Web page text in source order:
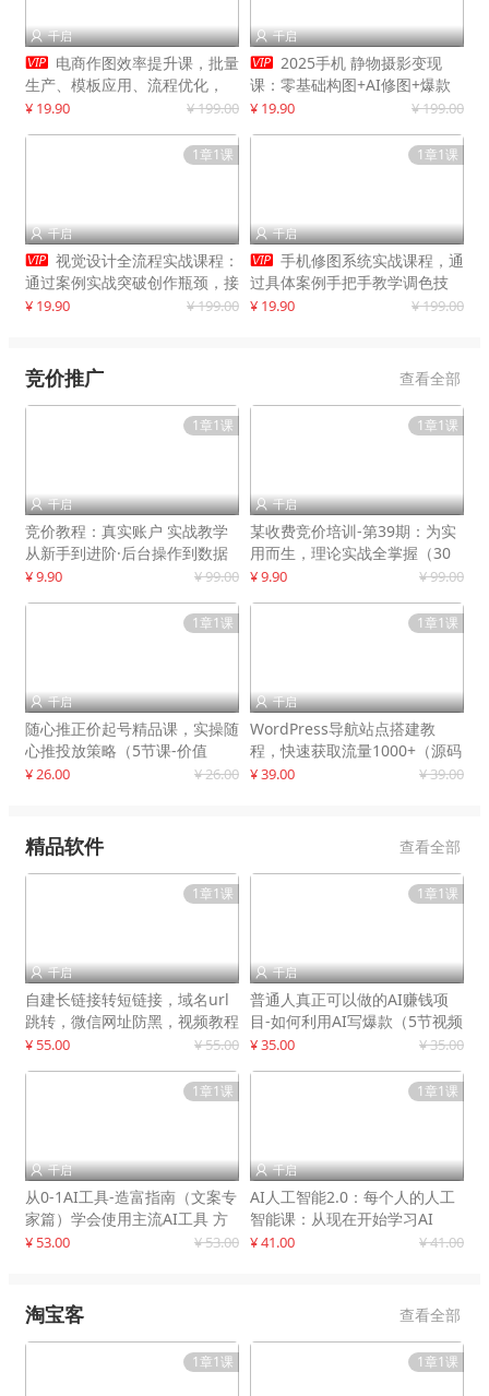
 千启
 电商作图效率提升课，批量
生产、模板应用、流程优化，
20+细分品类实操案例，月赚3
¥ 19.90 ¥ 199.00
 千启
 2025手机 静物摄影变现
课：零基础构图+AI修图+爆款
创作
¥ 19.90 ¥ 199.00
1章1课
 千启
 视觉设计全流程实战课程：
通过案例实战突破创作瓶颈，接
单月入20000+
¥ 19.90 ¥ 199.00
1章1课
 千启
 手机修图系统实战课程，通
过具体案例手把手教学调色技
巧，实现副业变现
¥ 19.90 ¥ 199.00
竞价推广 查看全部
1章1课
 千启
竞价教程：真实账户 实战教学
从新手到进阶·后台操作到数据
优化
¥ 9.90 ¥ 99.00
1章1课
 千启
某收费竞价培训-第39期：为实
用而生，理论实战全掌握（30
节课）
¥ 9.90 ¥ 99.00
1章1课
 千启
随心推正价起号精品课，实操随
心推投放策略（5节课-价值
298）
¥ 26.00 ¥ 26.00
1章1课
 千启
WordPress导航站点搭建教
程，快速获取流量1000+（源码
+教程）
¥ 39.00 ¥ 39.00
精品软件 查看全部
1章1课
 千启
自建长链接转短链接，域名url
跳转，微信网址防黑，视频教程
手把手教你
¥ 55.00 ¥ 55.00
1章1课
 千启
普通人真正可以做的AI赚钱项
目-如何利用AI写爆款（5节视频
课）
¥ 35.00 ¥ 35.00
1章1课
 千启
从0-1AI工具-造富指南（文案专
家篇）学会使用主流AI工具 方
法和心法的融合
¥ 53.00 ¥ 53.00
1章1课
 千启
AI人工智能2.0：每个人的人工
智能课：从现在开始学习AI
¥ 41.00 ¥ 41.00
淘宝客 查看全部
1章1课 1章1课